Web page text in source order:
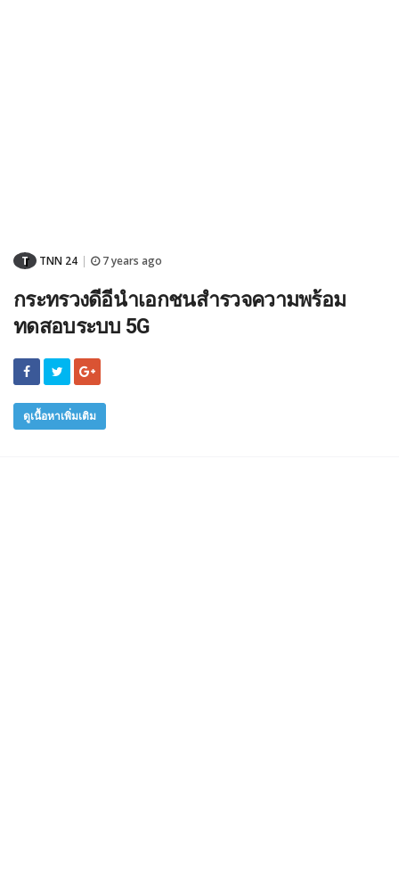
T TNN 24 7 years ago
กระทรวงดีอีนำเอกชนสำรวจความพร้อม
ทดสอบระบบ 5G
ดูเนื้อหาเพิ่มเติม